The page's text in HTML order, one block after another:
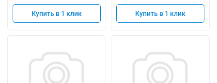
Купить в 1 клик Купить в 1 клик